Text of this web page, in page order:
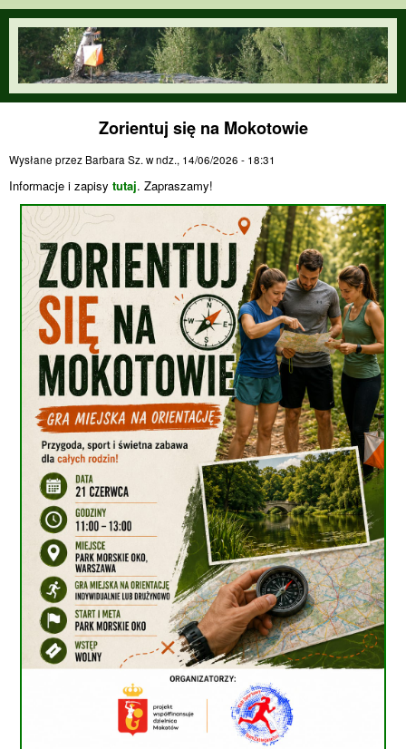
Przejdź do treści
orienteering.waw.pl
Zorientuj się na Mokotowie
Wysłane przez Barbara Sz. wndz., 14/06/2026 - 18:31
Informacje i zapisy tutaj. Zapraszamy!